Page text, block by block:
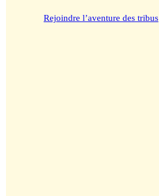
Rejoindre l’aventure des tribus